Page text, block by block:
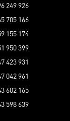
249 926
705 166
155 174
950 399
423 931
042 961
602 165
598 639